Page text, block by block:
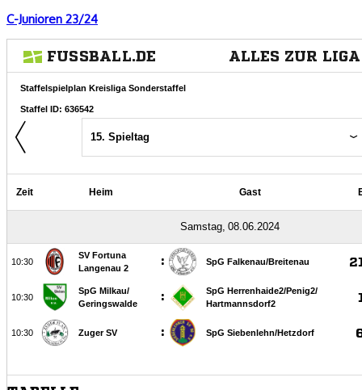
C-Junioren 23/24